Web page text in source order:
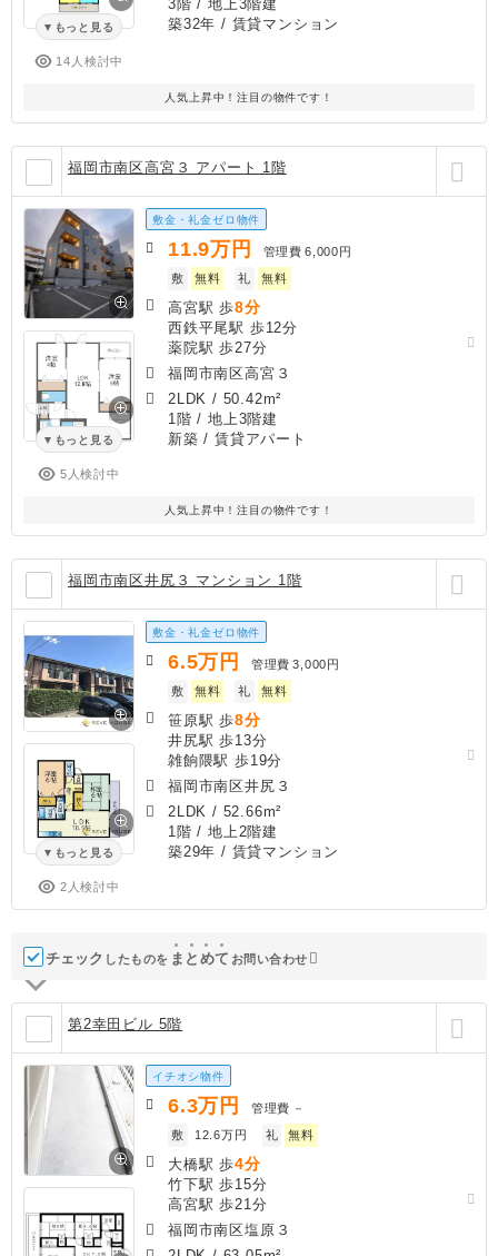
もっと見る
14人検討中
3階 / 地上3階建
築32年 / 賃貸マンション
人気上昇中！注目の物件です！
福岡市南区高宮３ アパート 1階
もっと見る
5人検討中
敷金・礼金ゼロ物件
11.9万円 管理費 6,000円
敷
無料 礼 無料
高宮駅 歩8分
西鉄平尾駅 歩12分
薬院駅 歩27分
福岡市南区高宮３
2LDK / 50.42m²
1階 / 地上3階建
新築 / 賃貸アパート
人気上昇中！注目の物件です！
福岡市南区井尻３ マンション 1階
もっと見る
2人検討中
敷金・礼金ゼロ物件
6.5万円 管理費 3,000円
敷
無料 礼 無料
笹原駅 歩8分
井尻駅 歩13分
雑餉隈駅 歩19分
福岡市南区井尻３
2LDK / 52.66m²
1階 / 地上2階建
築29年 / 賃貸マンション
チェック したものを ま と めて お問い合わせ
第2幸田ビル 5階
イチオシ物件
6.3万円 管理費 －
敷
12.6万円 礼 無料
大橋駅 歩4分
竹下駅 歩15分
高宮駅 歩21分
福岡市南区塩原３